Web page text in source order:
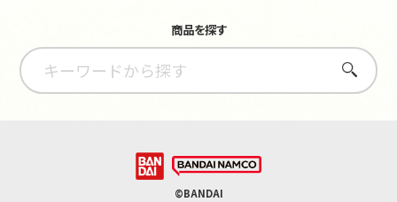
商品を探す
さがす
©BANDAI